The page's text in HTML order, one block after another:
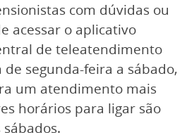
com dúvidas ou
acessar o aplicativo
de teleatendimento
segunda-feira a sábado,
um atendimento mais
horários para ligar são
sábados.